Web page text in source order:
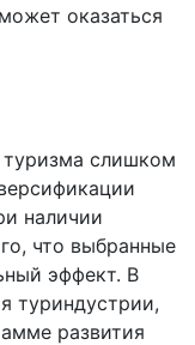
оказаться
туризма слишком
наличии
что выбранные
эффект. В
туриндустрии,
развития